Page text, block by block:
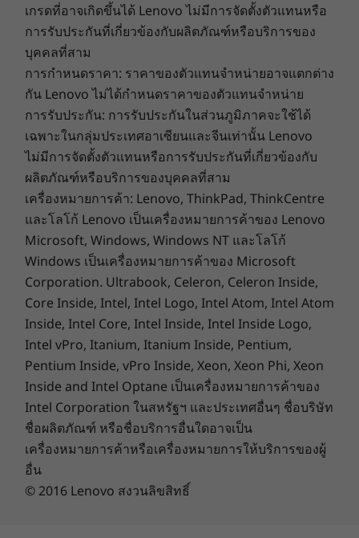
น้ำหนักเบามาก แต่คุณสมบัติแจ่มไม่เบา
ThinkPad X1 Nano ที่ชาญฉลาดและพกพาสะดวก
นั้นมีน้ำหนักเพียง 0.97 กก./2.14 ปอนด์ Computer
Vision และกล้องอินฟราเรดไฮบริด FHD MIPI (ทั้ง
สองตัวเลือก) ทำให้สามารถหรี่หน้าจอได้โดย
อัตโนมัติเมื่อไม่ได้ใช้งาน และแจ้งเตือนคุณหากมีคน
กำลังแอบอ่านหน้าจออยู่ข้างหลังคุณ อีกทั้งยังคำนึง
ถึงสุขภาพทางดิจิทัลของคุณด้วยการเตือนให้คุณ
หยุดพักเป็นประจำและหลีกเลี่ยงท่านั่งที่ไม่ดี
น้ำหนัก
ไม่ใช่หน้าจอสัมผัส: เริ่มต้นที่ 970 กรัม / 2.14 ปอนด์
หน้าจอสัมผัส: เริ่มต้นที่ 989 กรัม / 2.18 ปอนด์
Deep Black
ฝาครอบด้านบนสีดำสนิทสานด้วยคาร์บอนไฟเบอร์
การเชื่อมต่อ
อุปกรณ์เสริม: 5G sub-6 (CAT20) พร้อม eSIM และ nano
SIM
อุปกรณ์เสริม: 4G/LTE (CAT16) พร้อม eSIM และ nano SIM
4G/LTE (CAT4)
WLAN: WiFi 6E
Bluetooth 5.2
พอร์ต/ช่องเสียบ
2 x USB-C Thunderbolt™ 4
หูฟัง/ไมค์แบบคอมโบ
ความเร็วในการถ่ายโอนของพอร์ต USBเป็นค่าโดยประมาณและขึ้นอยู่กับหลายปัจจัย เช่นความ
สามารถในการประมวลผลของอุปกรณ์โฮสต์/อุปกรณ์ต่อพ่วง คุณลักษณะของไฟล์ การกำหนดค่า
ระบบ และสภาพแวดล้อมการทำงาน ทั้งนี้ ความเร็วในการใช้งานจริงจะแตกต่างกันไปและอาจ
น้อยกว่าที่คาดไว้
เกรดที่อาจเกิดขึ้นได้ Lenovo ไม่มีการจัดตั้งตัวแทนหรือ
การรับประกันที่เกี่ยวข้องกับผลิตภัณฑ์หรือบริการของ
บุคคลที่สาม
การกำหนดราคา: ราคาของตัวแทนจำหน่ายอาจแตกต่าง
กัน Lenovo ไม่ได้กำหนดราคาของตัวแทนจำหน่าย
การรับประกัน: การรับประกันในส่วนภูมิภาคจะใช้ได้
เฉพาะในกลุ่มประเทศอาเซียนและจีนเท่านั้น Lenovo
ไม่มีการจัดตั้งตัวแทนหรือการรับประกันที่เกี่ยวข้องกับ
ผลิตภัณฑ์หรือบริการของบุคคลที่สาม
เครื่องหมายการค้า: Lenovo, ThinkPad, ThinkCentre
และโลโก้ Lenovo เป็นเครื่องหมายการค้าของ Lenovo
Microsoft, Windows, Windows NT และโลโก้
Windows เป็นเครื่องหมายการค้าของ Microsoft
Corporation. Ultrabook, Celeron, Celeron Inside,
Core Inside, Intel, Intel Logo, Intel Atom, Intel Atom
Inside, Intel Core, Intel Inside, Intel Inside Logo,
Intel vPro, Itanium, Itanium Inside, Pentium,
Pentium Inside, vPro Inside, Xeon, Xeon Phi, Xeon
Inside and Intel Optane เป็นเครื่องหมายการค้าของ
Intel Corporation ในสหรัฐฯ และประเทศอื่นๆ ชื่อบริษัท
ชื่อผลิตภัณฑ์ หรือชื่อบริการอื่นใดอาจเป็น
เครื่องหมายการค้าหรือเครื่องหมายการให้บริการของผู้
อื่น
© 2016 Lenovo สงวนลิขสิทธิ์